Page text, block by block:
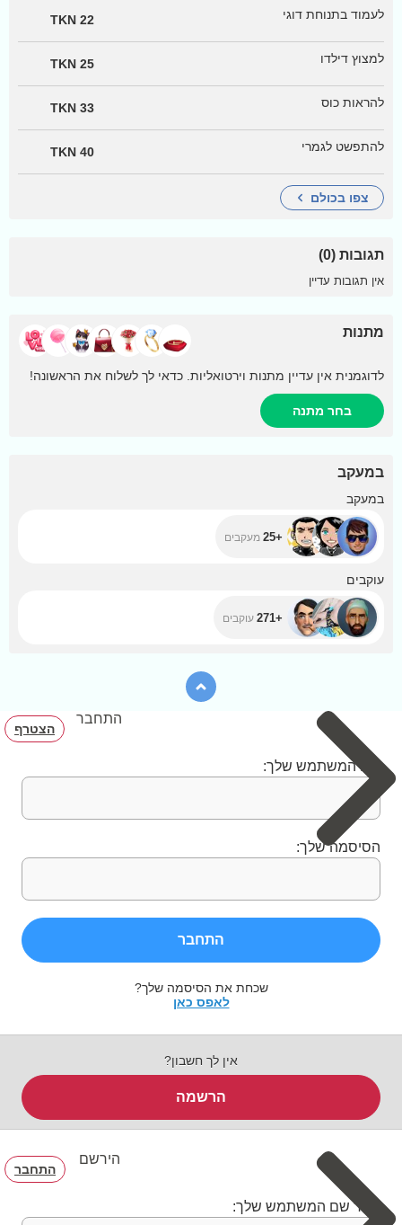
לעמוד בתנוחת דוגי 22 TKN
למצוץ דילדו 25 TKN
להראות כוס 33 TKN
להתפשט לגמרי 40 TKN
צפו בכולם
תגובות (0)
אין תגובות עדיין
מתנות
לדוגמנית אין עדיין מתנות וירטואליות. כדאי לך לשלוח את הראשונה!
בחר מתנה
במעקב
במעקב
+25 מעקבים
עוקבים
+271 עוקבים
התחבר
הצטרף
שם המשתמש שלך:
הסיסמה שלך:
התחבר
שכחת את הסיסמה שלך?
לאפס כאן
אין לך חשבון?
הרשמה
הירשם
התחבר
בחר שם המשתמש שלך: